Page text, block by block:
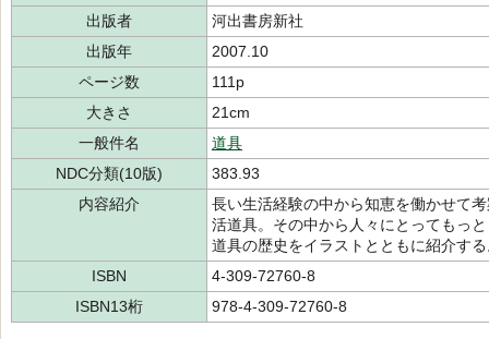
出版者
河出書房新社
出版年
2007.10
ページ数
111p
大きさ
21cm
一般件名
道具
NDC分類(10版)
383.93
内容紹介
長い生活経験の中から知恵を働かせて
活道具。その中から人々にとってもっ
道具の歴史をイラストとともに紹介す
ISBN
4-309-72760-8
ISBN13桁
978-4-309-72760-8